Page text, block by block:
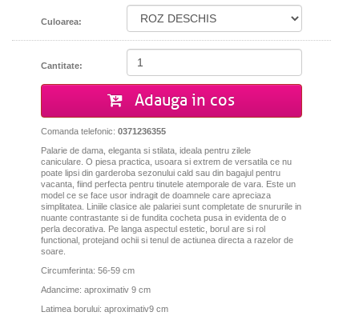
Culoarea:
Cantitate:
Adauga in cos
Comanda telefonic: 0371236355
Palarie de dama, eleganta si stilata, ideala pentru zilele
caniculare. O piesa practica, usoara si extrem de versatila ce nu
poate lipsi din garderoba sezonului cald sau din bagajul pentru
vacanta, fiind perfecta pentru tinutele atemporale de vara. Este un
model ce se face usor indragit de doamnele care apreciaza
simplitatea. Liniile clasice ale palariei sunt completate de snururile in
nuante contrastante si de fundita cocheta pusa in evidenta de o
perla decorativa. Pe langa aspectul estetic, borul are si rol
functional, protejand ochii si tenul de actiunea directa a razelor de
soare.
Circumferinta: 56-59 cm
Adancime: aproximativ 9 cm
Latimea borului: aproximativ9 cm